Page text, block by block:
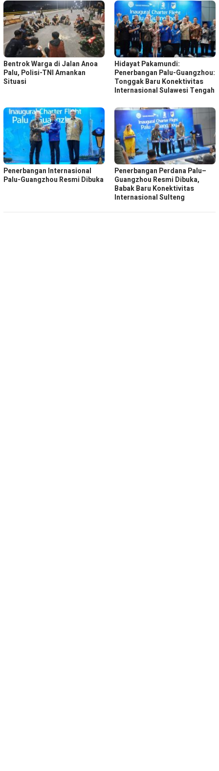
Bentrok Warga di Jalan Anoa
Palu, Polisi-TNI Amankan
Situasi
Hidayat Pakamundi:
Penerbangan Palu-Guangzhou:
Tonggak Baru Konektivitas
Internasional Sulawesi Tengah
Penerbangan Internasional
Palu-Guangzhou Resmi Dibuka
Penerbangan Perdana Palu–
Guangzhou Resmi Dibuka,
Babak Baru Konektivitas
Internasional Sulteng